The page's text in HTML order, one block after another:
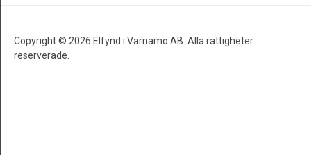
Copyright © 2026 Elfynd i Värnamo AB. Alla rättigheter
reserverade.